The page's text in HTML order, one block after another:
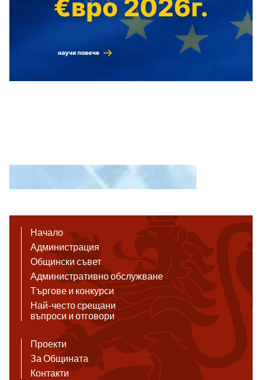
Начало
Администрация
Общински съвет
Административно обслужване
Търгове и конкурси
Най-често срещани
въпроси и отговори
Проекти
За Общината
Контакти